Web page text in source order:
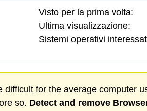
Visto per la prima volta:
Ultima visualizzazione:
Sistemi operativi
for the average computer
so. Detect and remove